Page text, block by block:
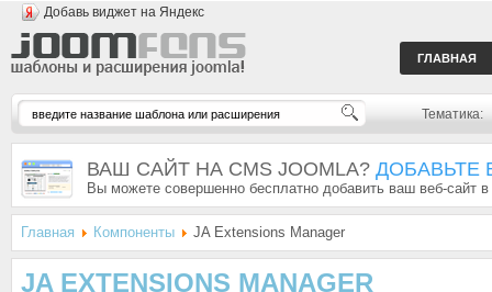
Добавь виджет на Яндекс
ГЛАВНАЯ
Тематика:
ВАШ САЙТ НА CMS JOOMLA? ДОБАВЬТЕ
Вы можете совершенно бесплатно добавить ваш веб-сайт
Главная Компоненты JA Extensions Manager
JA EXTENSIONS MANAGER